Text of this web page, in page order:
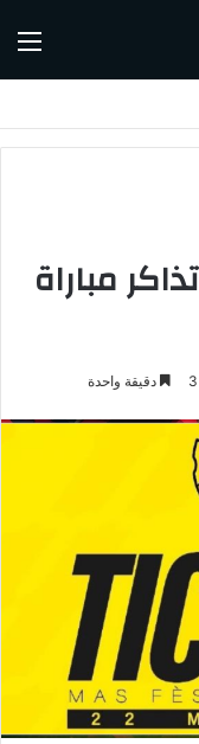
مباراة
3 دقيقة واحدة